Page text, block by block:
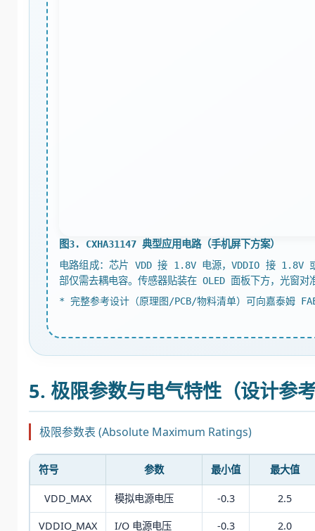
图3. CXHA31147 典型应用电路（手机屏下方案）
电路组成：芯片 VDD 接 1.8V 电源，VDDIO 接 1.8V
部仅需去耦电容。传感器贴装在 OLED 面板下方，光窗
* 完整参考设计（原理图/PCB/物料清单）可向嘉泰姆
5. 极限参数与电气特性（设计参
极限参数表 (Absolute Maximum Ratings)
符号 参数 最小值 最大值
VDD_MAX 模拟电源电压 -0.3 2.5
VDDIO_MAX I/O 电源电压 -0.3 2.0